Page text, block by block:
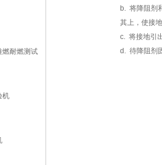
燃耐燃测试
机
b. 将降阻剂
其上，使接
c. 将接地引
d. 待降阻剂